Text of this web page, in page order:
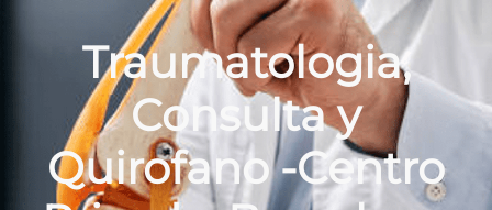
Traumatologia,
Consulta y
Quirofano -Centro